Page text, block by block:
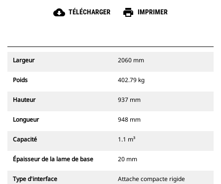
cloud_download TÉLÉCHARGER print IMPRIMER
Largeur 2060 mm
Poids 402.79 kg
Hauteur 937 mm
Longueur 948 mm
Capacité 1.1 m³
Épaisseur de la lame de base 20 mm
Type d'interface Attache compacte rigide